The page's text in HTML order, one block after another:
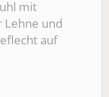
mit
Lehne und
auf